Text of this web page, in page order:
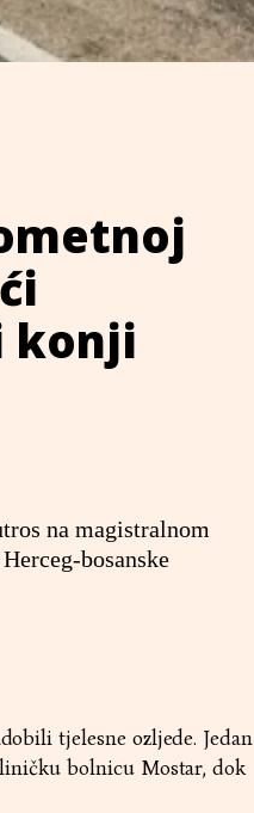
konji
na magistralnom
bosanske
tjelesne ozljede. Jedan
bolnicu Mostar, dok